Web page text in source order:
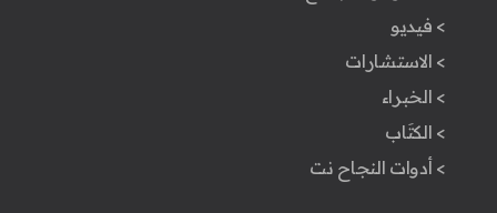
> فيديو
> الاستشارات
> الخبراء
> الكتَاب
> أدوات النجاح نت